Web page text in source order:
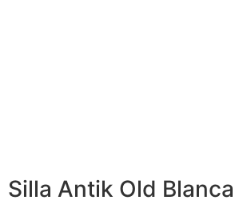
Silla Antik Old Blanca